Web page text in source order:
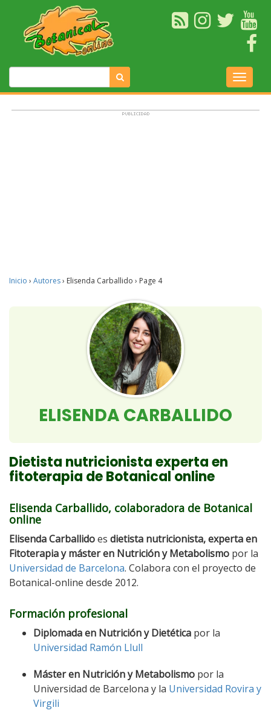
Inicio › Autores› Elisenda Carballido › Page 4
ELISENDA CARBALLIDO
Dietista nutricionista experta en
fitoterapia de Botanical online
Elisenda Carballido, colaboradora de Botanical
online
Elisenda Carballidoes dietista nutricionista, experta en
Fitoterapia y máster en Nutrición y Metabolismo por la
Universidad de Barcelona. Colabora con el proyecto de
Botanical-online desde 2012.
Formación profesional
Diplomada en Nutrición y Dietética por la
Universidad Ramón Llull
Máster en Nutrición y Metabolismo por la
Universidad de Barcelona y la Universidad Rovira y
Virgili